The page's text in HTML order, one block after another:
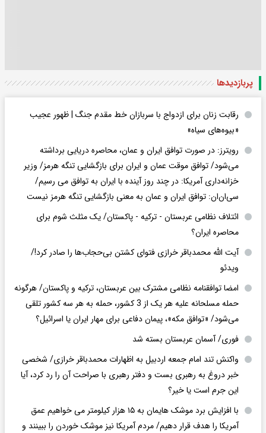
پربازدید‌ها
رقابت زنان برای ازدواج با سربازان خط مقدم جنگ | ظهور عجیب
«بیوه‌های سیاه»
رویترز: در صورت توافق ایران و عمان، محاصره دریایی برداشته
می‌شود/ توافق موقت عمان و ایران برای بازگشایی تنگه هرمز/ وزیر
خزانه‌داری آمریکا: در چند روز آینده با ایران به توافق می رسیم/
سی‌ان‌ان: توافق ایران و عمان به معنی بازگشایی تنگه هرمز نیست
ائتلاف نظامی عربستان - ترکیه - پاکستان/ یک مثلث شوم برای
محاصره ایران؟
آیت الله محمدباقر خرازی فتوای کشتن بی‌حجاب‌ها را صادر کرد!/
ویدئو
امضا توافقنامه نظامی مشترک بین عربستان، ترکیه و پاکستان/ هرگونه
حمله مسلحانه علیه هر یک از 3 کشور، حمله به هر سه کشور تلقی
می‌شود/ «توافق مکه»، پیمان دفاعی برای مهار ایران یا اسرائیل؟
فوری/ آسمان عربستان بسته شد
واکنش تند امام جمعه اردبیل به اظهارات محمدباقر خرازی/ شخصی
خبر دروغ به رهبری بست و دفتر رهبری با صراحت آن را رد کرد، آیا
این جرم است یا خیر؟
با افزایش برد موشک هایمان به ۱۵ هزار کیلومتر می خواهیم عمق
آمریکا را هدف قرار دهیم/ مردم آمریکا نیز موشک خوردن را ببینند و